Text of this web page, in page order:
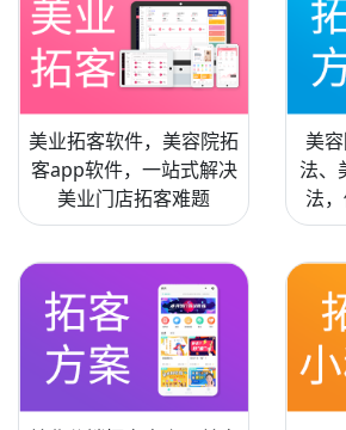
美业拓客软件，美容院拓
客app软件，一站式解决
美业门店拓客难题
美
法、
法